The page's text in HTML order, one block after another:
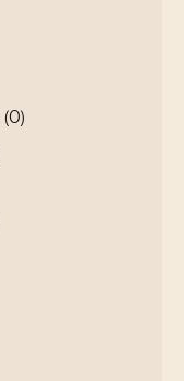
(0)